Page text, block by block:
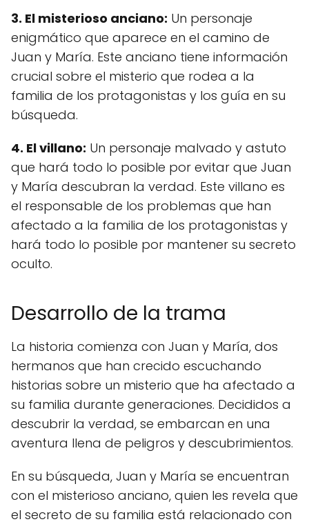
3. El misterioso anciano: Un personaje
enigmático que aparece en el camino de
Juan y María. Este anciano tiene información
crucial sobre el misterio que rodea a la
familia de los protagonistas y los guía en su
búsqueda.
4. El villano: Un personaje malvado y astuto
que hará todo lo posible por evitar que Juan
y María descubran la verdad. Este villano es
el responsable de los problemas que han
afectado a la familia de los protagonistas y
hará todo lo posible por mantener su secreto
oculto.
Desarrollo de la trama
La historia comienza con Juan y María, dos
hermanos que han crecido escuchando
historias sobre un misterio que ha afectado a
su familia durante generaciones. Decididos a
descubrir la verdad, se embarcan en una
aventura llena de peligros y descubrimientos.
En su búsqueda, Juan y María se encuentran
con el misterioso anciano, quien les revela que
el secreto de su familia está relacionado con